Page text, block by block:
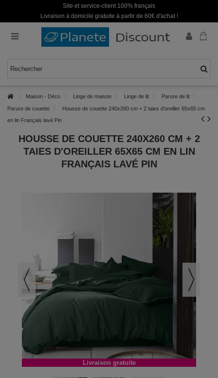
Site et service-client 100% français
Livraison à domicile gratuite à partir de 60€ d'achat !
Maison - Déco Linge de maison Linge de lit Parure de lit
Parure de couette
Housse de couette 240x260 cm + 2 taies d'oreiller 65x65 cm
en lin Français lavé Pin
HOUSSE DE COUETTE 240X260 CM + 2
TAIES D'OREILLER 65X65 CM EN LIN
FRANÇAIS LAVÉ PIN
Livraison gratuite